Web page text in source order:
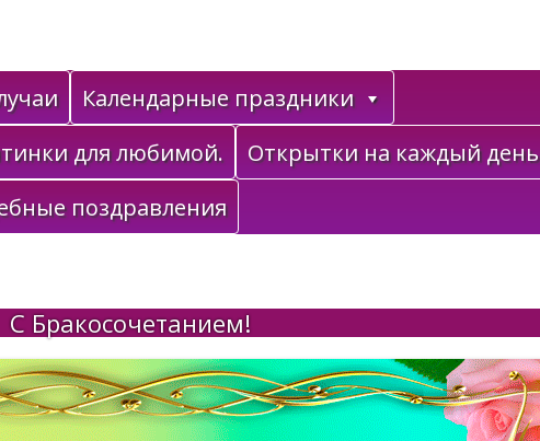
Календарные праздники
для любимой.
Открытки на каждый день
поздравления
С Бракосочетанием!